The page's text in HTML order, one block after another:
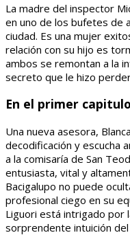
La madre del inspector
en uno de los bufetes de
ciudad. Es una mujer
relación con su hijo es
ambos se remontan a la
secreto que le hizo
En el primer
Una nueva asesora,
decodificación y escucha
a la comisaría de San
entusiasta, vital y
Bacigalupo no puede
profesional ciego en su
Liguori está intrigado por
sorprendente intuición